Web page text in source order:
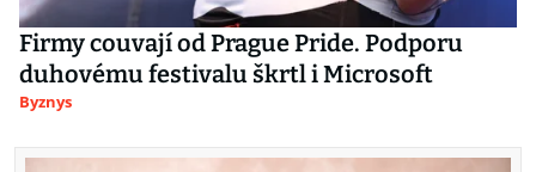
Firmy couvají od Prague Pride. Podporu
duhovému festivalu škrtl i Microsoft
Byznys